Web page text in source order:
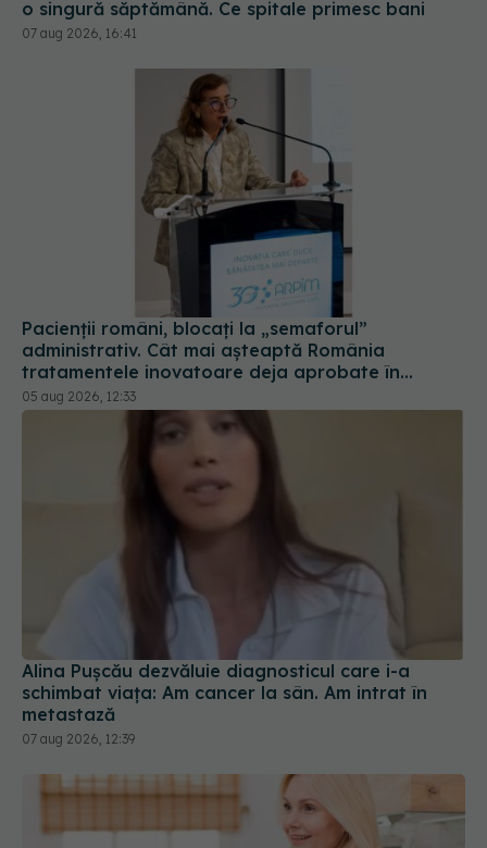
Pacienții români, blocați la „semaforul”
administrativ. Cât mai așteaptă România
tratamentele inovatoare deja aprobate în
Europa
05 aug 2026, 12:33
Alina Pușcău dezvăluie diagnosticul care i-a
schimbat viața: Am cancer la sân. Am intrat în
metastază
07 aug 2026, 12:39